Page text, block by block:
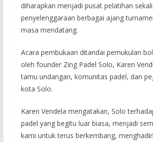
diharapkan menjadi pusat pelatihan
penyelenggaraan berbagai ajang
masa mendatang.
Acara pembukaan ditandai pemukulan
oleh founder Zing Padel Solo, Karen
tamu undangan, komunitas padel, dan
kota Solo.
Karen Vendela mengatakan, Solo
padel yang begitu luar biasa, menjadi
kami untuk terus berkembang,